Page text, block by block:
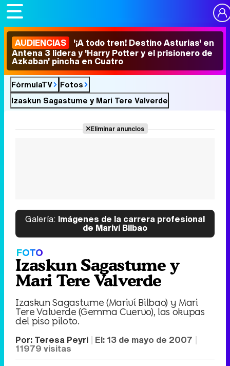
AUDIENCIAS '¡A todo tren! Destino Asturias' en
Antena 3 lidera y 'Harry Potter y el prisionero de
Azkaban' pincha en Cuatro
FórmulaTV
Fotos
Izaskun Sagastume y Mari Tere Valverde
Eliminar anuncios
Galería: Imágenes de la carrera profesional
de Mariví Bilbao
FOTO
Izaskun Sagastume y
Mari Tere Valverde
Izaskun Sagastume (Mariví Bilbao) y Mari
Tere Valverde (Gemma Cuervo), las okupas
del piso piloto.
Por: Teresa Peyri El: 13 de mayo de 2007
11979 visitas